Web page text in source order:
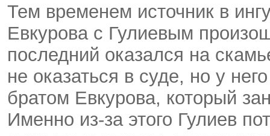
Тем временем источник в
Евкурова с Гулиевым
последний оказался на
не оказаться в суде, но у
братом Евкурова, который
Именно из-за этого Гулиев